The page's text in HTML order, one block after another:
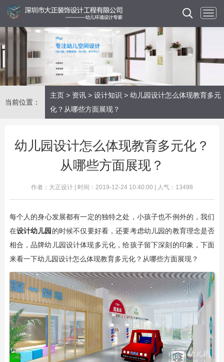
当前位置：
主页 > 资讯 > 设计知识 > 幼儿园设计怎么体现教育多元
化？从哪些方面展现？
幼儿园设计怎么体现教育多元化？
从哪些方面展现？
作者：大正设计 | 时间：2019-12-24 10:40:00 | 人气：13498
​每个人的身心发展都有一定的独特之处，小孩子也不例外的，我们
在设计幼儿园 的时候不仅要好看，还要考虑幼儿园的教育理念是否
相合，品牌幼儿园设计体现多元化，给孩子留下深刻的印象，下面
来看一下幼儿园设计怎么体现教育多元化？从哪些方面展现？